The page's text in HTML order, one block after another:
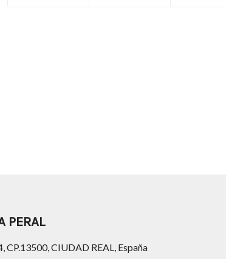
PERAL
CP.13500, CIUDAD REAL, España